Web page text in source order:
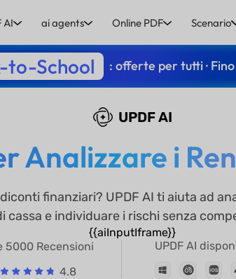
AI ai agents Online PDF Scenario
to-School : offerte per tutti · Fino
UPDF AI
Analizzare i
finanziari? UPDF AI ti aiuta ad
cassa e individuare i rischi senza
{{aiInputIframe}}
5000 Recensioni
4.8
UPDF AI